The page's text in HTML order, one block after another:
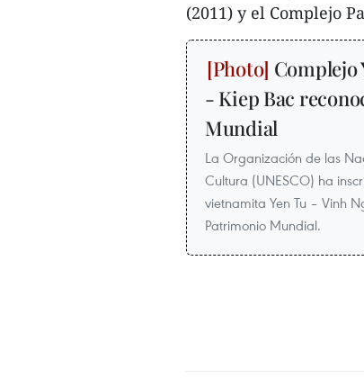
(2011) y el Complejo
Complejo
- Kiep Bac
Mundial
La Organización de las
Cultura (UNESCO) ha
vietnamita Yen Tu – Vinh
Patrimonio Mundial.